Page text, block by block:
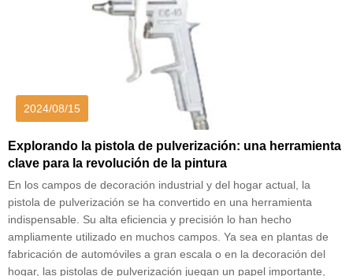
2024/08/15
Explorando la pistola de pulverización: una herramienta
clave para la revolución de la pintura
En los campos de decoración industrial y del hogar actual, la
pistola de pulverización se ha convertido en una herramienta
indispensable. Su alta eficiencia y precisión lo han hecho
ampliamente utilizado en muchos campos. Ya sea en plantas de
fabricación de automóviles a gran escala o en la decoración del
hogar, las pistolas de pulverización juegan un papel importante,